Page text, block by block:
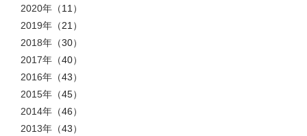
2020年 （11）
2019年 （21）
2018年 （30）
2017年 （40）
2016年 （43）
2015年 （45）
2014年 （46）
2013年 （43）